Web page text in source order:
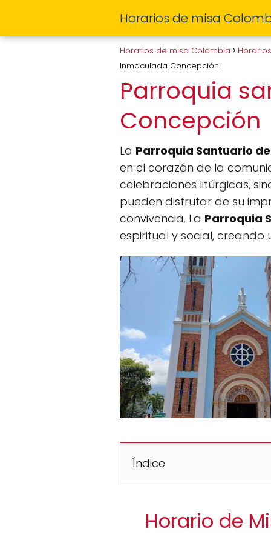
Horarios de misa
Horarios de misa Colombia
Inmaculada Concepción
Parroquia
Concepción
La Parroquia Santuario
en el corazón de la
celebraciones litúrgicas,
pueden disfrutar de su
convivencia. La Parroquia
espiritual y social,
Índice
Horario de